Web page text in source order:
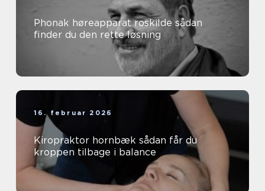
Phonak høreapparat roskilde sådan
finder du den rette løsning
16. februar 2026
Kiropraktor hornbæk sådan får du
kroppen tilbage i balance